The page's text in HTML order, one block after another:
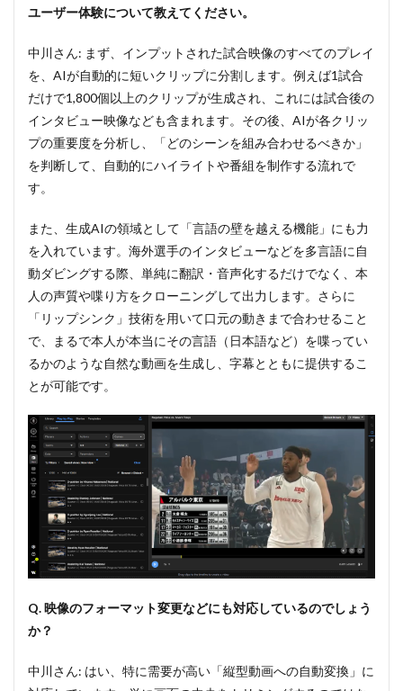
スポ
ーツ
に最
適化
たAI
学習
5
導入
ーデ
ィン
最適
な体
験を
届け
「レ
ィン
能」
6
ハイ
ライト視
聴74%
増。即時
配信が求
められる
WOWOW
等の導入
7
マイ
スポ
ーツ
ユーザー体験について教えてください。
中川さん: まず、インプットされた試合映像のすべてのプレイ
を、AIが自動的に短いクリップに分割します。例えば1試合
だけで1,800個以上のクリップが生成され、これには試合後の
インタビュー映像なども含まれます。その後、AIが各クリッ
プの重要度を分析し、「どのシーンを組み合わせるべきか」
を判断して、自動的にハイライトや番組を制作する流れで
す。
また、生成AIの領域として「言語の壁を越える機能」にも力
を入れています。海外選手のインタビューなどを多言語に自
動ダビングする際、単純に翻訳・音声化するだけでなく、本
人の声質や喋り方をクローニングして出力します。さらに
「リップシンク」技術を用いて口元の動きまで合わせること
で、まるで本人が本当にその言語（日本語など）を喋ってい
るかのような自然な動画を生成し、字幕とともに提供するこ
とが可能です。
Q. 映像のフォーマット変更などにも対応しているのでしょう
か？
中川さん: はい、特に需要が高い「縦型動画への自動変換」に